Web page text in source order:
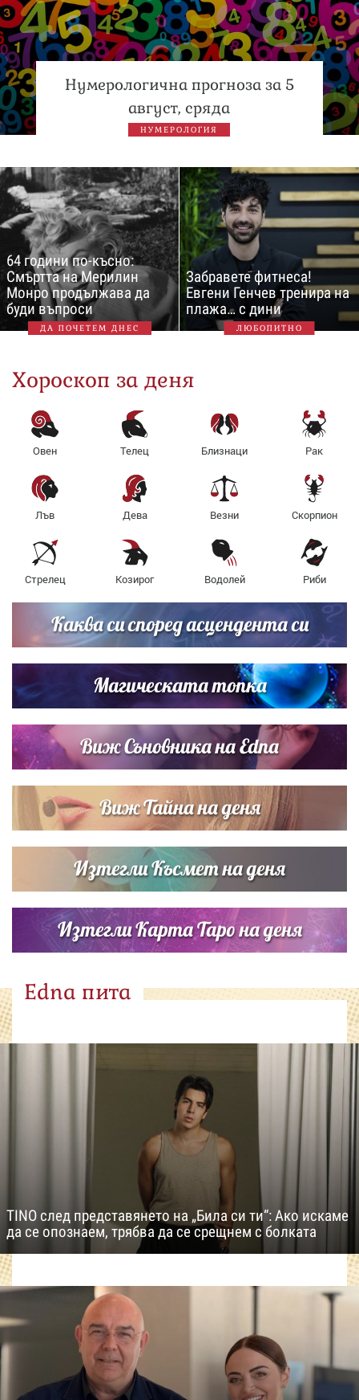
Нумерологична прогноза за 5
август, сряда
НУМЕРОЛОГИЯ
64 години по-късно:
Смъртта на Мерилин
Монро продължава да
буди въпроси
ДА ПОЧЕТЕМ ДНЕС
Забравете фитнеса!
Евгени Генчев тренира на
плажа… с дини
ЛЮБОПИТНО
Хороскоп за деня
Овен Телец Близнаци Рак
Лъв Дева Везни Скорпион
Стрелец Козирог Водолей Риби
Каква си според асцендента си
Магическата топка
Виж Съновника на Edna
Виж Тайна на деня
Изтегли Късмет на деня
Изтегли Карта Таро на деня
Edna пита
TINO след представянето на „Била си ти“: Ако искаме
да се опознаем, трябва да се срещнем с болката